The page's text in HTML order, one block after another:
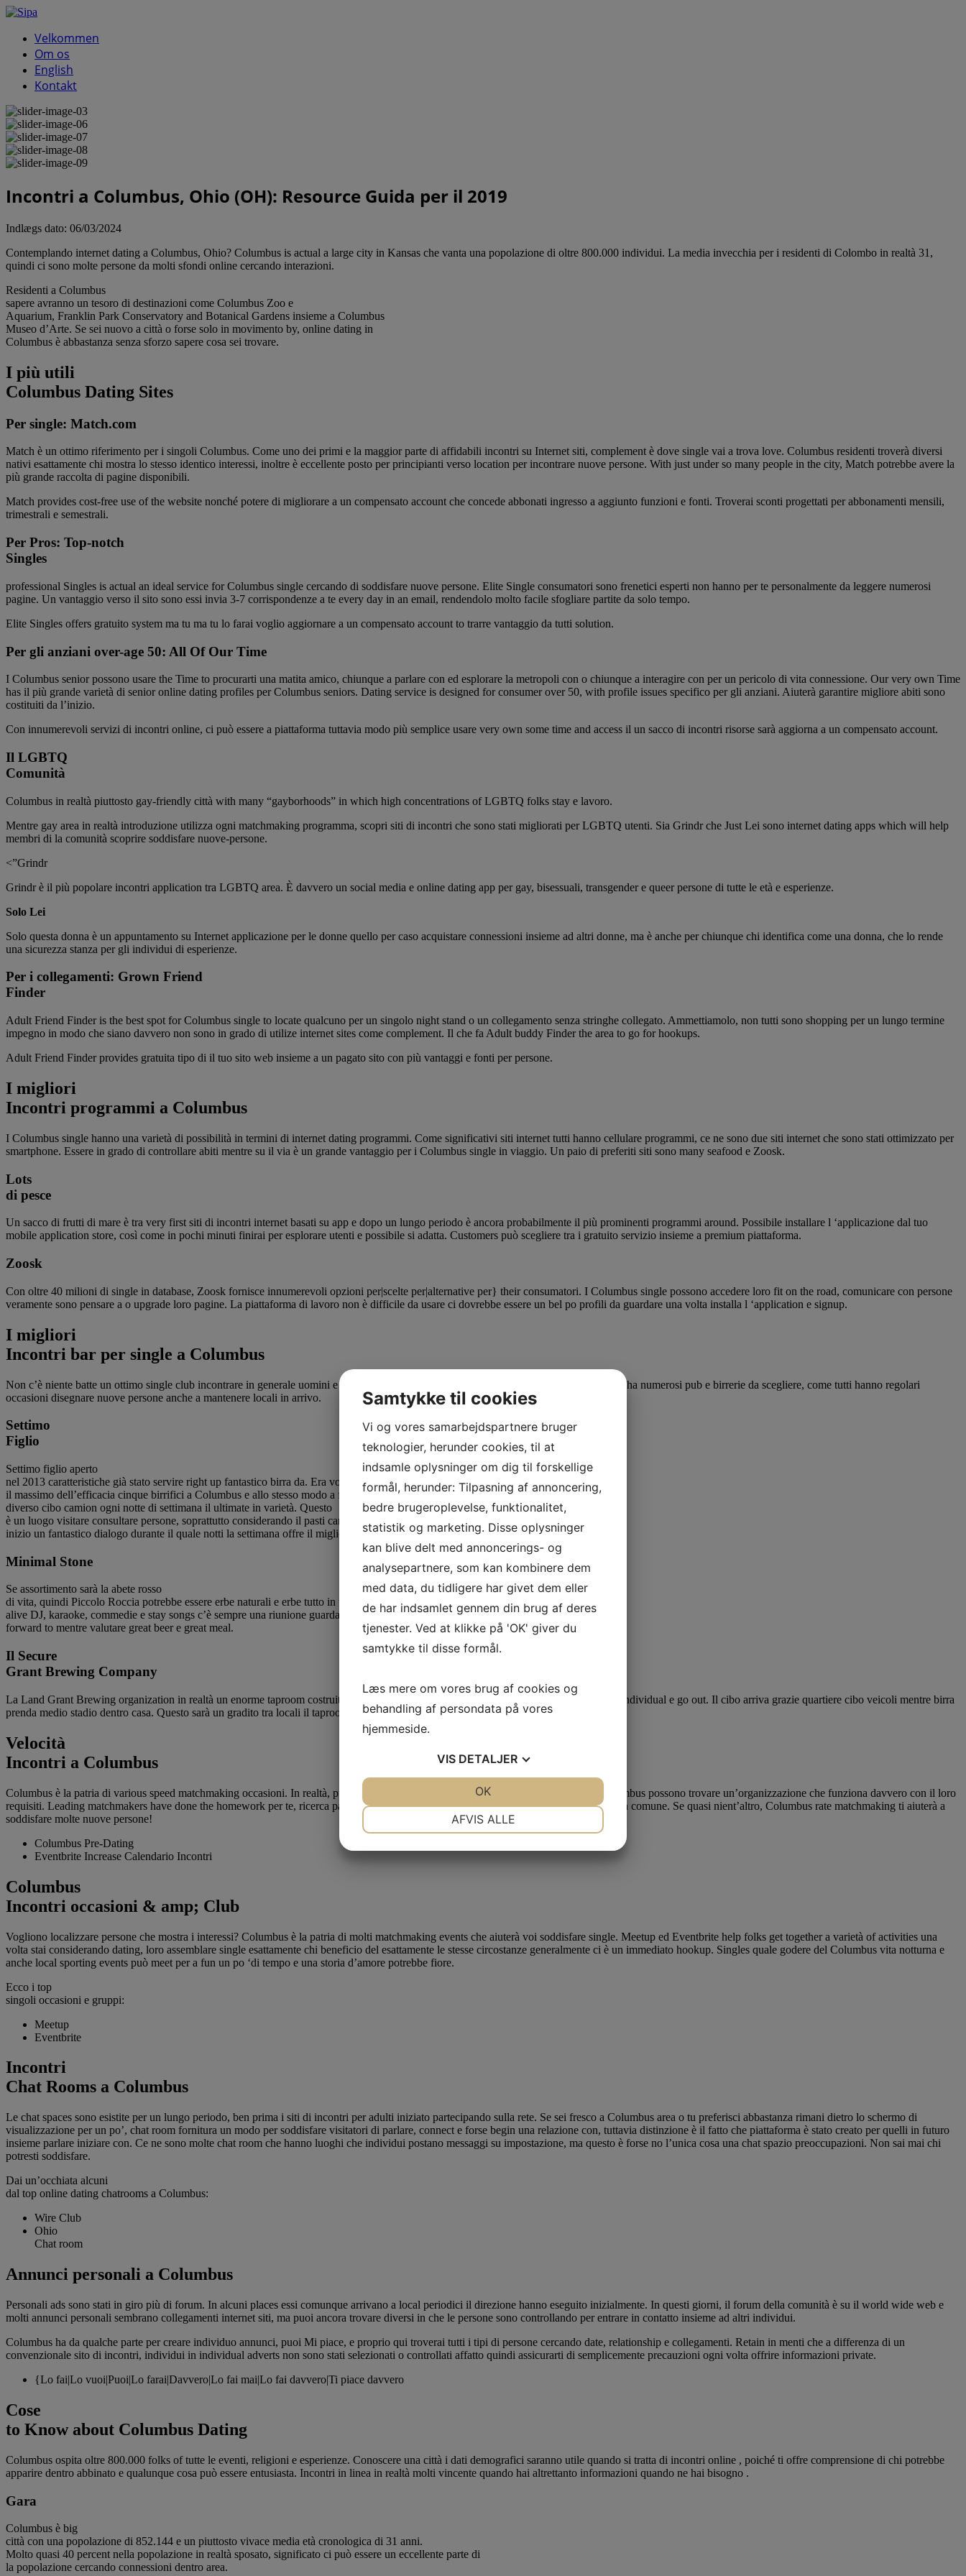
Velkommen
Om os
English
Kontakt
Incontri a Columbus, Ohio (OH): Resource Guida per il 2019
Indlægs dato: 06/03/2024
Contemplando internet dating a Columbus, Ohio? Columbus is actual a large city in Kansas che vanta una popolazione di oltre 800.000 individui. La media invecchia per i residenti di Colombo in realtà 31,
quindi ci sono molte persone da molti sfondi online cercando interazioni.
Residenti a Columbus
sapere avranno un tesoro di destinazioni come Columbus Zoo e
Aquarium, Franklin Park Conservatory and Botanical Gardens insieme a Columbus
Museo d’Arte. Se sei nuovo a città o forse solo in movimento by, online dating in
Columbus è abbastanza senza sforzo sapere cosa sei trovare.
I più utili
Columbus Dating Sites
Per single: Match.com
Match è un ottimo riferimento per i singoli Columbus. Come uno dei primi e la maggior parte di affidabili incontri su Internet siti, complement è dove single vai a trova love. Columbus residenti troverà diversi
nativi esattamente chi mostra lo stesso identico interessi, inoltre è eccellente posto per principianti verso location per incontrare nuove persone. With just under so many people in the city, Match potrebbe avere la
più grande raccolta di pagine disponibili.
Match provides cost-free use of the website nonché potere di migliorare a un compensato account che concede abbonati ingresso a aggiunto funzioni e fonti. Troverai sconti progettati per abbonamenti mensili,
trimestrali e semestrali.
Per Pros: Top-notch
Singles
professional Singles is actual an ideal service for Columbus single cercando di soddisfare nuove persone. Elite Single consumatori sono frenetici esperti non hanno per te personalmente da leggere numerosi
pagine. Un vantaggio verso il sito sono essi invia 3-7 corrispondenze a te every day in an email, rendendolo molto facile sfogliare partite da solo tempo.
Elite Singles offers gratuito system ma tu ma tu lo farai voglio aggiornare a un compensato account to trarre vantaggio da tutti solution.
Per gli anziani over-age 50: All Of Our Time
I Columbus senior possono usare the Time to procurarti una matita amico, chiunque a parlare con ed esplorare la metropoli con o chiunque a interagire con per un pericolo di vita connessione. Our very own Time
has il più grande varietà di senior online dating profiles per Columbus seniors. Dating service is designed for consumer over 50, with profile issues specifico per gli anziani. Aiuterà garantire migliore abiti sono
costituiti da l’inizio.
Con innumerevoli servizi di incontri online, ci può essere a piattaforma tuttavia modo più semplice usare very own some time and access il un sacco di incontri risorse sarà aggiorna a un compensato account.
Il LGBTQ
Comunità
Columbus in realtà piuttosto gay-friendly città with many “gayborhoods” in which high concentrations of LGBTQ folks stay e lavoro.
Mentre gay area in realtà introduzione utilizza ogni matchmaking programma, scopri siti di incontri che sono stati migliorati per LGBTQ utenti. Sia Grindr che Just Lei sono internet dating apps which will help
membri di la comunità scoprire soddisfare nuove-persone.
<”Grindr
Grindr è il più popolare incontri application tra LGBTQ area. È davvero un social media e online dating app per gay, bisessuali, transgender e queer persone di tutte le età e esperienze.
Solo Lei
Solo questa donna è un appuntamento su Internet applicazione per le donne quello per caso acquistare connessioni insieme ad altri donne, ma è anche per chiunque chi identifica come una donna, che lo rende
una sicurezza stanza per gli individui di esperienze.
Per i collegamenti: Grown Friend
Finder
Adult Friend Finder is the best spot for Columbus single to locate qualcuno per un singolo night stand o un collegamento senza stringhe collegato. Ammettiamolo, non tutti sono shopping per un lungo termine
impegno in modo che siano davvero non sono in grado di utilize internet sites come complement. Il che fa Adult buddy Finder the area to go for hookups.
Adult Friend Finder provides gratuita tipo di il tuo sito web insieme a un pagato sito con più vantaggi e fonti per persone.
I migliori
Incontri programmi a Columbus
I Columbus single hanno una varietà di possibilità in termini di internet dating programmi. Come significativi siti internet tutti hanno cellulare programmi, ce ne sono due siti internet che sono stati ottimizzato per
smartphone. Essere in grado di controllare abiti mentre su il via è un grande vantaggio per i Columbus single in viaggio. Un paio di preferiti siti sono many seafood e Zoosk.
Lots
di pesce
Un sacco di frutti di mare è tra very first siti di incontri internet basati su app e dopo un lungo periodo è ancora probabilmente il più prominenti programmi around. Possibile installare l ‘applicazione dal tuo
mobile application store, così come in pochi minuti finirai per esplorare utenti e possibile si adatta. Customers può scegliere tra i gratuito servizio insieme a premium piattaforma.
Zoosk
Con oltre 40 milioni di single in database, Zoosk fornisce innumerevoli opzioni per|scelte per|alternative per} their consumatori. I Columbus single possono accedere loro fit on the road, comunicare con persone
veramente sono pensare a o upgrade ​​loro pagine. La piattaforma di lavoro non è difficile da usare ci dovrebbe essere un bel po profili da guardare una volta installa l ‘application e signup.
I migliori
Incontri bar per single a Columbus
Non c’è niente batte un ottimo single club incontrare in generale uomini e donne e Columbus è caricato con ottimo possibilità. Columbus ha numerosi pub e birrerie da scegliere, come tutti hanno regolari
occasioni disegnare nuove persone anche a mantenere locali in arrivo.
Settimo
Figlio
Settimo figlio aperto
nel 2013 caratteristiche già stato servire right up fantastico birra da. Era votato certamente uno
il massimo dell’efficacia cinque birrifici a Columbus e allo stesso modo a fantastico alcol offre a
diverso cibo camion ogni notte di settimana il ultimate in varietà. Questo
è un luogo visitare consultare persone, soprattutto considerando il pasti camion. potresti
inizio un fantastico dialogo durante il quale notti la settimana offre il migliori cibo.
Minimal Stone
Se assortimento sarà la abete rosso
di vita, quindi Piccolo Roccia potrebbe essere erbe naturali e erbe tutto in uno. Fra
alive DJ, karaoke, commedie e stay songs c’è sempre una riunione guardare
forward to mentre valutare great beer e great meal.
Il Secure
Grant Brewing Company
La Land Grant Brewing organization in realtà un enorme taproom costruito per finire per essere un invitante area per parlare, soddisfare individual e go out. Il cibo arriva grazie quartiere cibo veicoli mentre birra
prenda medio stadio dentro casa. Questo sarà un gradito tra locali il taproom history e local connessioni.
Velocità
Incontri a Columbus
Columbus è la patria di various speed matchmaking occasioni. In realtà, puoi trovare multiple attività ogni settimana così i single di Columbus possono trovare un’organizzazione che funziona davvero con il loro
requisiti. Leading matchmakers have done the homework per te, ricerca pages per assicurarsi che persone solo chi arrivare ha situazioni in comune. Se quasi nient’altro, Columbus rate matchmaking ti aiuterà a
soddisfare molte nuove persone!
Columbus Pre-Dating
Eventbrite Increase Calendario Incontri
Columbus
Incontri occasioni & amp; Club
Vogliono localizzare persone che mostra i interessi? Columbus è la patria di molti matchmaking events che aiuterà voi soddisfare single. Meetup ed Eventbrite help folks get together a varietà of activities una
volta stai considerando dating, loro assemblare single esattamente chi beneficio del esattamente le stesse circostanze generalmente ci è un immediato hookup. Singles quale godere del Columbus vita notturna e
anche local sporting events può meet per a fun un po ‘di tempo e una storia d’amore potrebbe fiore.
Ecco i top
singoli occasioni e gruppi:
Meetup
Eventbrite
Incontri
Chat Rooms a Columbus
Le chat spaces sono esistite per un lungo periodo, ben prima i siti di incontri per adulti iniziato partecipando sulla rete. Se sei fresco a Columbus area o tu preferisci abbastanza rimani dietro lo schermo di
visualizzazione per un po’, chat room fornitura un modo per soddisfare visitatori di parlare, connect e forse begin una relazione con, tuttavia distinzione è il fatto che piattaforma è stato creato per quelli in futuro
insieme parlare iniziare con. Ce ne sono molte chat room che hanno luoghi che individui postano messaggi su impostazione, ma questo è forse no l’unica cosa una chat spazio preoccupazioni. Non sai mai chi
potresti soddisfare.
Dai un’occhiata alcuni
dal top online dating chatrooms a Columbus:
Wire Club
Ohio
Chat room
Annunci personali a Columbus
Personali ads sono stati in giro più di forum. In alcuni places essi comunque arrivano a local periodici il direzione hanno eseguito inizialmente. In questi giorni, il forum della comunità è su il world wide web e
molti annunci personali sembrano collegamenti internet siti, ma puoi ancora trovare diversi in che le persone sono controllando per entrare in contatto insieme ad altri individui.
Columbus ha da qualche parte per creare individuo annunci, puoi Mi piace, e proprio qui troverai tutti i tipi di persone cercando date, relationship e collegamenti. Retain in menti che a differenza di un
convenzionale sito di incontri, individui in individual adverts non sono stati selezionati o controllati affatto quindi assicurarti di semplicemente precauzioni ogni volta offrire informazioni private.
{Lo fai|Lo vuoi|Puoi|Lo farai|Davvero|Lo fai mai|Lo fai davvero|Ti piace davvero
Cose
to Know about Columbus Dating
Columbus ospita oltre 800.000 folks of tutte le eventi, religioni e esperienze. Conoscere una città i dati demografici saranno utile quando si tratta di incontri online , poiché ti offre comprensione di chi potrebbe
apparire dentro abbinato e qualunque cosa può essere entusiasta. Incontri in linea in realtà molti vincente quando hai altrettanto informazioni quando ne hai bisogno .
Gara
Columbus è big
città con una popolazione di 852.144 e un piuttosto vivace media età cronologica di 31 anni.
Molto quasi 40 percent nella popolazione in realtà sposato, significato ci può essere un eccellente parte di
la popolazione cercando connessioni dentro area.
Samtykke til cookies
Vi og vores samarbejdspartnere bruger
teknologier, herunder cookies, til at
indsamle oplysninger om dig til forskellige
formål, herunder: Tilpasning af annoncering,
bedre brugeroplevelse, funktionalitet,
statistik og marketing. Disse oplysninger
kan blive delt med annoncerings- og
analysepartnere, som kan kombinere dem
med data, du tidligere har givet dem eller
de har indsamlet gennem din brug af deres
tjenester. Ved at klikke på 'OK' giver du
samtykke til disse formål.
Læs mere om vores brug af cookies og
behandling af persondata på vores
hjemmeside.
VIS DETALJER
AFVIS ALLE
OK